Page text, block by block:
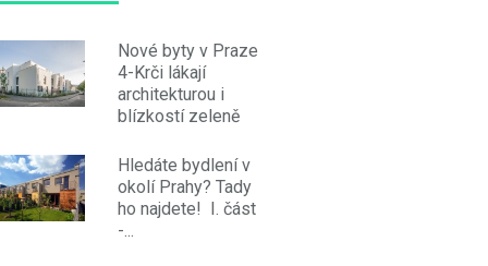
Nové byty v Praze
4-Krči lákají
architekturou i
blízkostí zeleně
Hledáte bydlení v
okolí Prahy? Tady
ho najdete! I. část
-...